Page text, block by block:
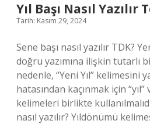
Yıl Başı Nasıl Yazılır
Tarih: Kasım 29, 2024
Sene başı nasıl yazılır TDK?
doğru yazımına ilişkin tutarlı
nedenle, “Yeni Yıl” kelimesini
hatasından kaçınmak için “yıl”
kelimeleri birlikte
nasıl yazılır? Yıldönümü